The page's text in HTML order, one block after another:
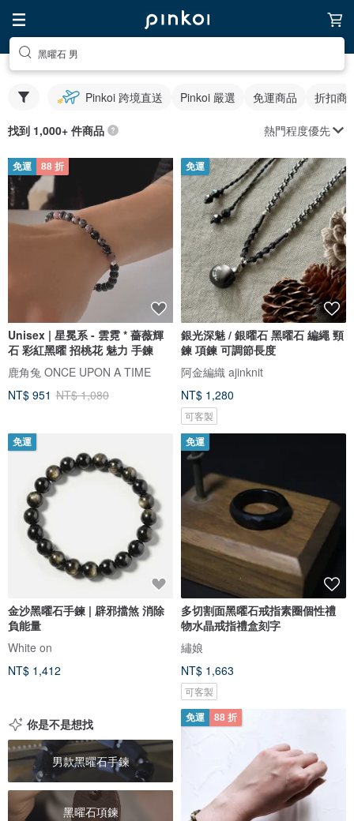
黑曜石 男
Pinkoi 跨境直送 Pinkoi 嚴選 免運商品 折扣商
找到 1,000+ 件商品 熱門程度優先
免運 88 折
Unisex | 星冕系 - 雲霓 * 薔薇輝
石 彩紅黑曜 招桃花 魅力 手鍊
鹿角兔 ONCE UPON A TIME
NT$ 951 NT$ 1,080
免運
銀光深魅 / 銀曜石 黑曜石 編繩 頸
鍊 項鍊 可調節長度
阿金編織 ajinknit
NT$ 1,280
可客製
免運
金沙黑曜石手鍊 | 辟邪擋煞 消除
負能量
White on
NT$ 1,412
免運
多切割面黑曜石戒指素圈個性禮
物水晶戒指禮盒刻字
繡娘
NT$ 1,663
可客製
你是不是想找
男款黑曜石手鍊
黑曜石項鍊
免運 88 折